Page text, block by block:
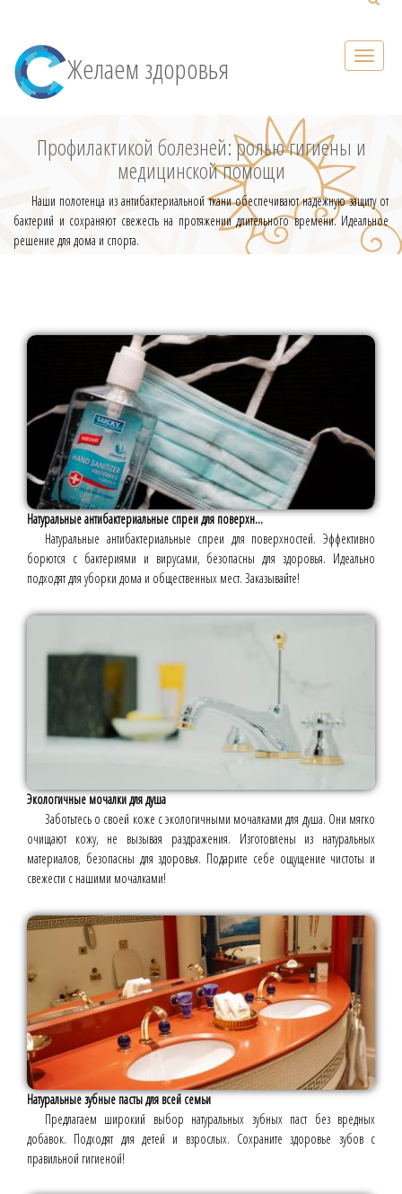
Желаем здоровья
Профилактикой болезней: ролью гигиены и
медицинской помощи
Наши полотенца из антибактериальной ткани обеспечивают надежную защиту от
бактерий и сохраняют свежесть на протяжении длительного времени. Идеальное
решение для дома и спорта.
Натуральные антибактериальные спреи для поверхн...
Натуральные антибактериальные спреи для поверхностей. Эффективно
борются с бактериями и вирусами, безопасны для здоровья. Идеально
подходят для уборки дома и общественных мест. Заказывайте!
Экологичные мочалки для душа
Заботьтесь о своей коже с экологичными мочалками для душа. Они мягко
очищают кожу, не вызывая раздражения. Изготовлены из натуральных
материалов, безопасны для здоровья. Подарите себе ощущение чистоты и
свежести с нашими мочалками!
Натуральные зубные пасты для всей семьи
Предлагаем широкий выбор натуральных зубных паст без вредных
добавок. Подходят для детей и взрослых. Сохраните здоровье зубов с
правильной гигиеной!